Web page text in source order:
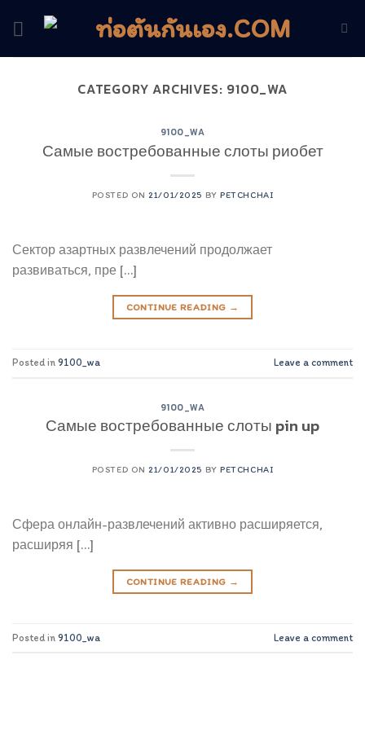
CATEGORY ARCHIVES: 9100_WA
9100_WA
Самые востребованные слоты риобет
POSTED ON 21/01/2025 BYPETCHCHAI
Сектор азартных развлечений продолжает
развиваться, пре […]
CONTINUE READING →
Posted in 9100_wa Leave a comment
9100_WA
Самые востребованные слоты pin up
POSTED ON 21/01/2025 BYPETCHCHAI
Сфера онлайн-развлечений активно расширяется,
расширяя […]
CONTINUE READING →
Posted in 9100_wa Leave a comment